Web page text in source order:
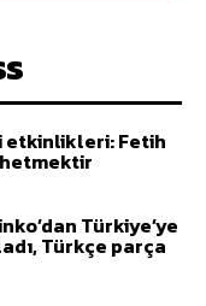
etkinlikleri: Fetih
Türkiye’ye
Türkçe parça